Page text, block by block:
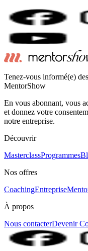
Tenez-vous informé(e)
MentorShow
En vous abonnant, vous
et donnez votre
notre entreprise.
Découvrir
MasterclassProgrammes
Nos offres
CoachingEntreprise
À propos
Nous contacterDevenir